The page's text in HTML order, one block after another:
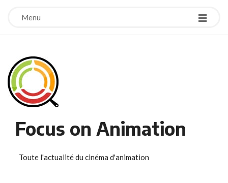
Menu
Focus on Animation
Toute l'actualité du cinéma d'animation